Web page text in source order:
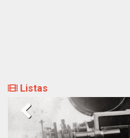
Listas